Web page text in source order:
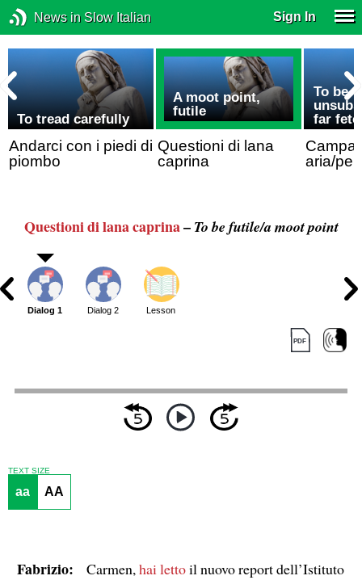
News in Slow Italian Sign In
To tread carefully
Andarci con i piedi di
piombo
A moot point,
futile
Questioni di lana
caprina
To be
far
aria/per
Questioni di lana caprina– To be futile/a moot point
Dialog 1 Dialog 2 Lesson
TEXT SIZE
aa AA
Fabrizio: Carmen, hai lettoil nuovo report dell’Istituto